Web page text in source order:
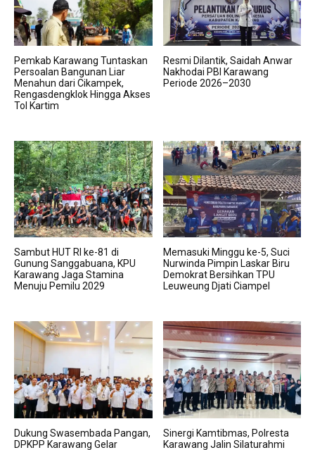
Pemkab Karawang Tuntaskan
Persoalan Bangunan Liar
Menahun dari Cikampek,
Rengasdengklok Hingga Akses
Tol Kartim
Resmi Dilantik, Saidah Anwar
Nakhodai PBI Karawang
Periode 2026–2030
Sambut HUT RI ke-81 di
Gunung Sanggabuana, KPU
Karawang Jaga Stamina
Menuju Pemilu 2029
Memasuki Minggu ke-5, Suci
Nurwinda Pimpin Laskar Biru
Demokrat Bersihkan TPU
Leuweung Djati Ciampel
Dukung Swasembada Pangan,
DPKPP Karawang Gelar
Sinergi Kamtibmas, Polresta
Karawang Jalin Silaturahmi